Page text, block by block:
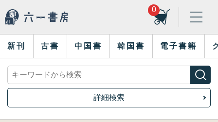
0
新刊 古書 中国書 韓国書 電子書籍
詳細検索